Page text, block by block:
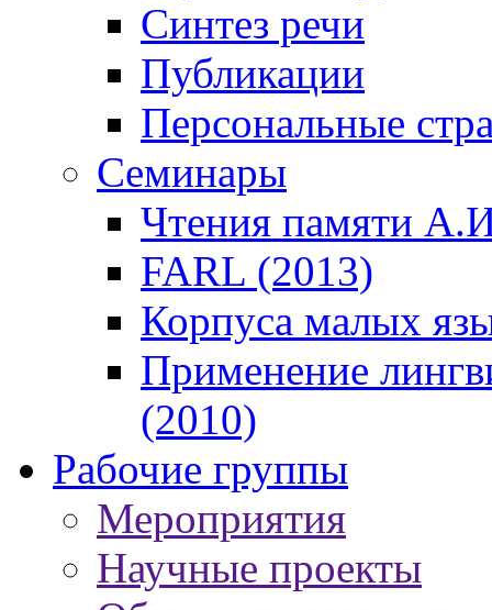
Синтез речи
Публикации
Персональные
Семинары
Чтения памяти
FARL (2013)
Корпуса малых
Применение
(2010)
Рабочие группы
Мероприятия
Научные проекты